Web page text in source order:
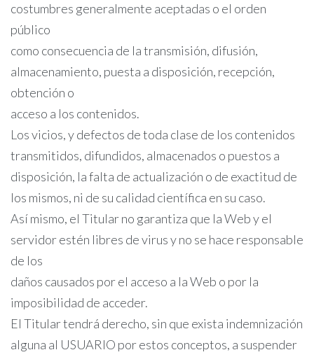
costumbres generalmente aceptadas o el orden
público
como consecuencia de la transmisión, difusión,
almacenamiento, puesta a disposición, recepción,
obtención o
acceso a los contenidos.
Los vicios, y defectos de toda clase de los contenidos
transmitidos, difundidos, almacenados o puestos a
disposición, la falta de actualización o de exactitud de
los mismos, ni de su calidad científica en su caso.
Así mismo, el Titular no garantiza que la Web y el
servidor estén libres de virus y no se hace responsable
de los
daños causados por el acceso a la Web o por la
imposibilidad de acceder.
El Titular tendrá derecho, sin que exista indemnización
alguna al USUARIO por estos conceptos, a suspender